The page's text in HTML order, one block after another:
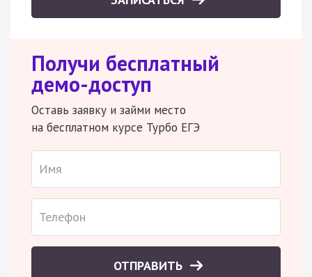
Получи бесплатный
демо-доступ
Оставь заявку и займи место
на бесплатном курсе Турбо ЕГЭ
ОТПРАВИТЬ